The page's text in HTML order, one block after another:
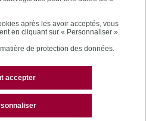
après les avoir acceptés, vous
en cliquant sur « Personnaliser ».
de protection des données.
accepter
légales